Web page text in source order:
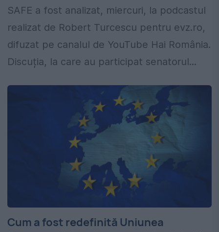
SAFE a fost analizat, miercuri, la podcastul
realizat de Robert Turcescu pentru evz.ro,
difuzat pe canalul de YouTube Hai România.
Discuția, la care au participat senatorul...
Cum a fost redefinită Uniunea